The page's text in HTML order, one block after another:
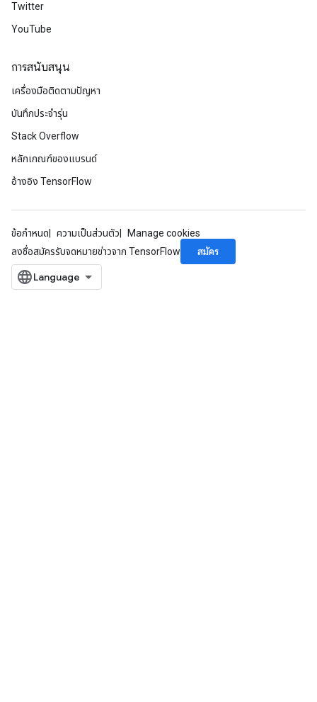
Twitter
YouTube
การสนับสนุน
เครื่องมือติดตามปัญหา
บันทึกประจำรุ่น
Stack Overflow
หลักเกณฑ์ของแบรนด์
อ้างอิง TensorFlow
ข้อกำหนด ความเป็นส่วนตัว
Manage cookies
ลงชื่อสมัครรับจดหมายข่าวจาก TensorFlow
สมัคร